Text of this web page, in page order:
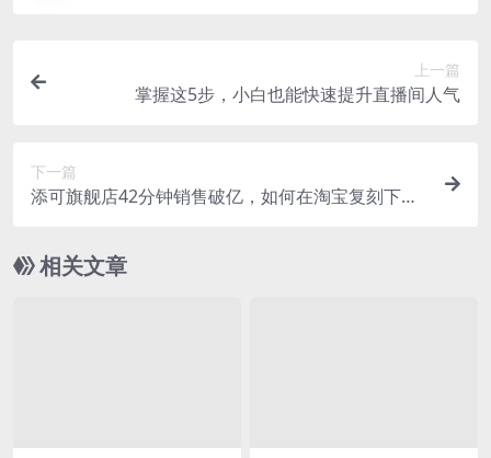
上一篇
掌握这5步，小白也能快速提升直播间人气
下一篇
添可旗舰店42分钟销售破亿，如何在淘宝复刻下一
相关文章